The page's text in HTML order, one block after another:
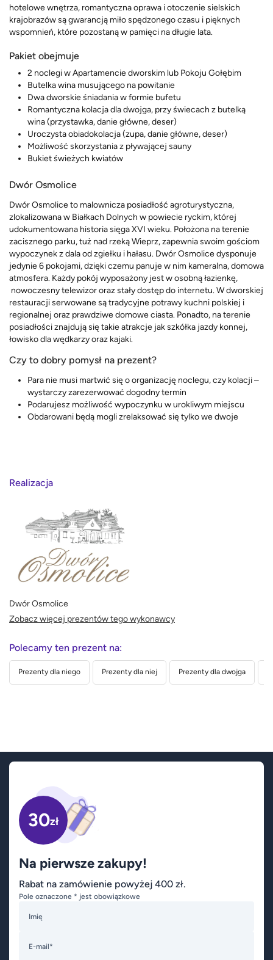
hotelowe wnętrza, romantyczna oprawa i otoczenie sielskich
krajobrazów są gwarancją miło spędzonego czasu i pięknych
wspomnień, które pozostaną w pamięci na długie lata.
Pakiet obejmuje
2 noclegi w Apartamencie dworskim lub Pokoju Gołębim
Butelka wina musującego na powitanie
Dwa dworskie śniadania w formie bufetu
Romantyczna kolacja dla dwojga, przy świecach z butelką
wina (przystawka, danie główne, deser)
Uroczysta obiadokolacja (zupa, danie główne, deser)
Możliwość skorzystania z pływającej sauny
Bukiet świeżych kwiatów
Dwór Osmolice
Dwór Osmolice to malownicza posiadłość agroturystyczna,
zlokalizowana w Białkach Dolnych w powiecie ryckim, której
udokumentowana historia sięga XVI wieku. Położona na terenie
zacisznego parku, tuż nad rzeką Wieprz, zapewnia swoim gościom
wypoczynek z dala od zgiełku i hałasu. Dwór Osmolice dysponuje
jedynie 6 pokojami, dzięki czemu panuje w nim kameralna, domowa
atmosfera. Każdy pokój wyposażony jest w osobną łazienkę,
nowoczesny telewizor oraz stały dostęp do internetu. W dworskiej
restauracji serwowane są tradycyjne potrawy kuchni polskiej i
regionalnej oraz prawdziwe domowe ciasta. Ponadto, na terenie
posiadłości znajdują się takie atrakcje jak szkółka jazdy konnej,
łowisko dla wędkarzy oraz kajaki.
Czy to dobry pomysł na prezent?
Para nie musi martwić się o organizację noclegu, czy kolacji –
wystarczy zarezerwować dogodny termin
Podarujesz możliwość wypoczynku w urokliwym miejscu
Obdarowani będą mogli zrelaksować się tylko we dwoje
Realizacja
Dwór Osmolice
Zobacz więcej prezentów tego wykonawcy
Polecamy ten prezent na:
Prezenty dla niego Prezenty dla niej Prezenty dla dwojga
30zł
Na pierwsze zakupy!
Rabat na zamówienie powyżej 400 zł.
Pole oznaczone * jest obowiązkowe
Imię
E-mail*